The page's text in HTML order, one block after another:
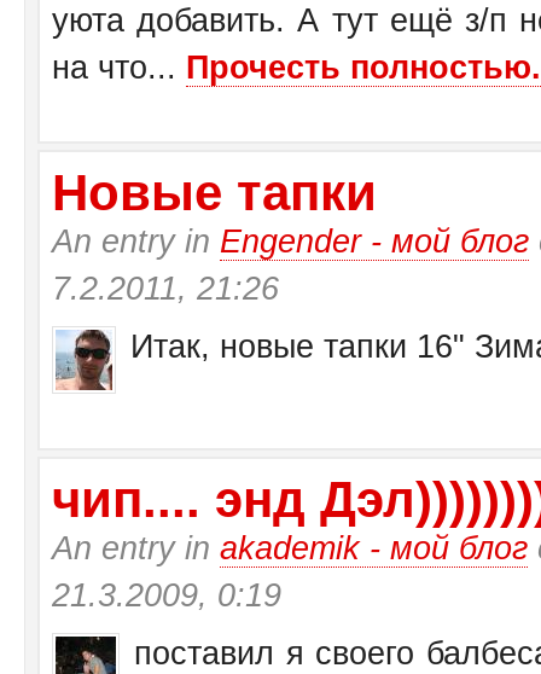
уюта добавить. А тут ещё з/п
на что... Прочесть
Новые тапки
An entry in Engender - мой блог
7.2.2011, 21:26
Итак, новые тапки 16"
чип.... энд
An entry in akademik - мой блог
21.3.2009, 0:19
поставил я своего